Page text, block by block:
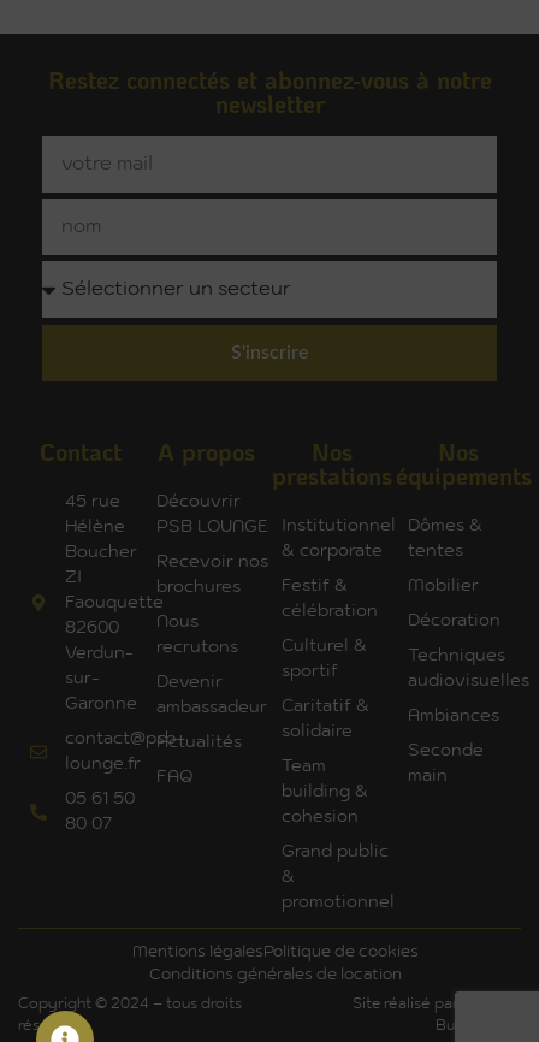
Restez connectés et abonnez-vous à notre
newsletter
S'inscrire
Contact
45 rue
Hélène
Boucher
ZI
Faouquette
82600
Verdun-
sur-
Garonne
contact@psb-
lounge.fr
05 61 50
80 07
A propos
Découvrir
PSB LOUNGE
Recevoir nos
brochures
Nous
recrutons
Devenir
ambassadeur
Actualités
FAQ
Nos
prestations
Institutionnel
& corporate
Festif &
célébration
Culturel &
sportif
Caritatif &
solidaire
Team
building &
cohesion
Grand public
&
promotionnel
Nos
équipements
Dômes &
tentes
Mobilier
Décoration
Techniques
audiovisuelles
Ambiances
Seconde
main
Mentions légalesPolitique de cookies
Conditions générales de location
Copyright © 2024 – tous droits
réservés
Site réalisé par Art'Com
Bureautique